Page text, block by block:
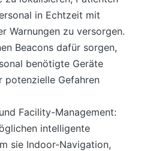
in Echtzeit mit
Warnungen zu versorgen.
Beacons dafür sorgen,
benötigte Geräte
potenzielle Gefahren
Facility-Management:
intelligente
sie Indoor-Navigation,